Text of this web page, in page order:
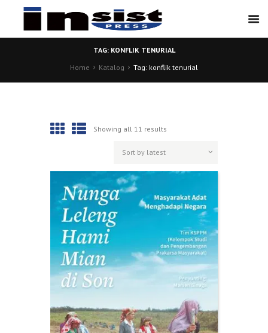
TAG: KONFLIK TENURIAL
Home
Katalog Tag: konflik tenurial
Showing all 11 results